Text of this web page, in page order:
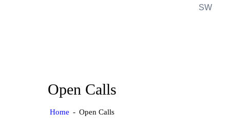
SW
Open Calls
Home Open Calls